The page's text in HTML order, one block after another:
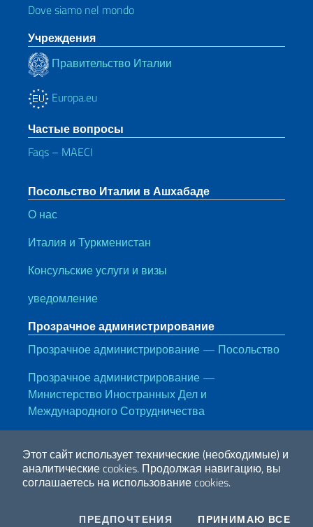
Этот сайт использует технические (необходимые) и
аналитические cookies. Продолжая навигацию, вы
соглашаетесь на использование cookies.
ПРЕДПОЧТЕНИЯ COOKIESПРИНИМАЮ ВСЕI
Dove siamo nel mondo
Учреждения
Правительство Италии
Europa.eu
Частые вопросы
Faqs – MAECI
Посольство Италии в Ашхабаде
О нас
Италия и Туркменистан
Консульские услуги и визы
уведомление
Прозрачное администрирование
Прозрачное администрирование — Посольство
Прозрачное администрирование —
Министерство Иностранных Дел и
Международного Сотрудничества
Полезные ссылки
Note legaliPrivacy e cookie policyDichiarazione di accessibilità
2026 Авторские права принадлежат МИД Италии